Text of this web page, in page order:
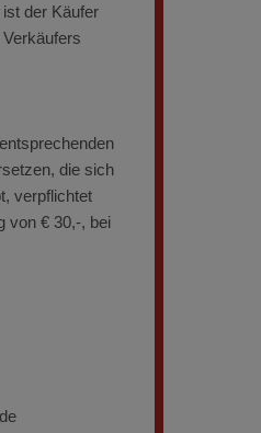
der Käufer
die sich
verpflichtet
von € 30,-, bei